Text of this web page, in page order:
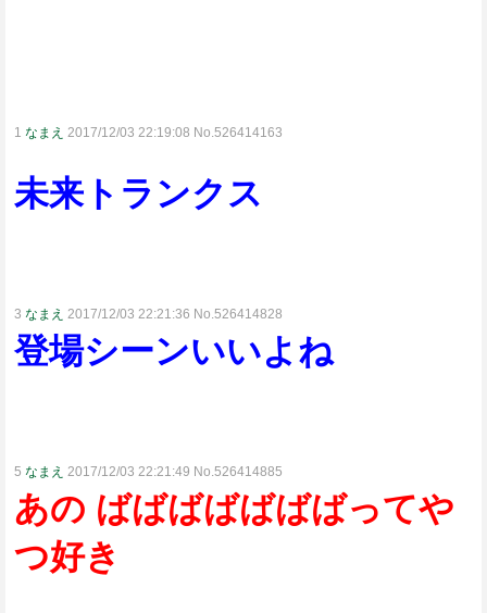
1 なまえ 2017/12/03 22:19:08 No.526414163
未来トランクス
3 なまえ 2017/12/03 22:21:36 No.526414828
登場シーンいいよね
5 なまえ 2017/12/03 22:21:49 No.526414885
あの ばばばばばばばってや
つ好き